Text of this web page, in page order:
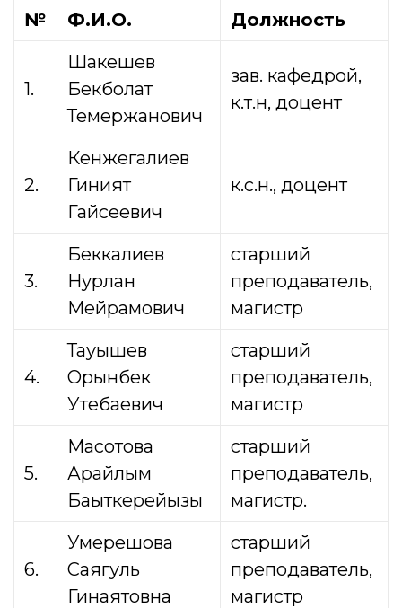
№ Ф.И.О. Должность
1.
Шакешев
Бекболат
Темержанович
зав. кафедрой,
к.т.н, доцент
2.
Кенжегалиев
Гиният
Гайсеевич
к.с.н., доцент
3.
Беккалиев
Нурлан
Мейрамович
старший
преподаватель,
магистр
4.
Тауышев
Орынбек
Утебаевич
старший
преподаватель,
магистр
5.
Мақсотова
Арайлым
Бақыткерейқызы
старший
преподаватель,
магистр.
6.
Умерешова
Саягуль
Гинаятовна
старший
преподаватель,
магистр